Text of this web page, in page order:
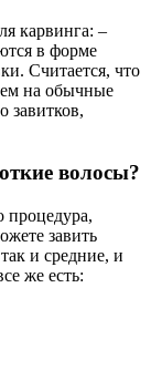
карвинга: –
в форме
Считается, что
на обычные
завитков,
волосы?
процедура,
завить
и средние, и
же есть: